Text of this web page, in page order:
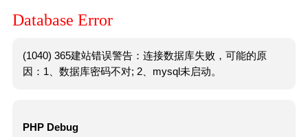
Database Error
(1040) 365建站错误警告：连接数据库失败，可能的原
因：1、数据库密码不对; 2、mysql未启动。
PHP Debug